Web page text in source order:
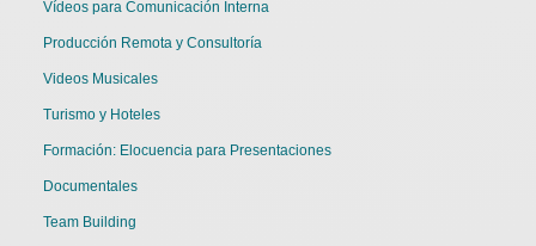
Vídeos para Comunicación Interna
Producción Remota y Consultoría
Videos Musicales
Turismo y Hoteles
Formación: Elocuencia para Presentaciones
Documentales
Team Building